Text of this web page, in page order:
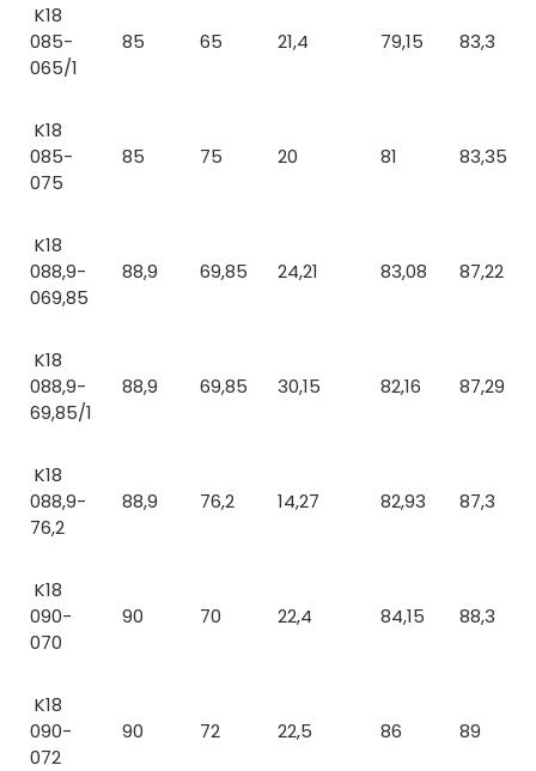
K18
085-
065/1
85 65 21,4 79,15 83,3
K18
085-
075
85 75 20 81 83,35
K18
088,9-
069,85
88,9 69,85 24,21 83,08 87,22
K18
088,9-
69,85/1
88,9 69,85 30,15 82,16 87,29
K18
088,9-
76,2
88,9 76,2 14,27 82,93 87,3
K18
090-
070
90 70 22,4 84,15 88,3
K18
090-
072
90 72 22,5 86 89